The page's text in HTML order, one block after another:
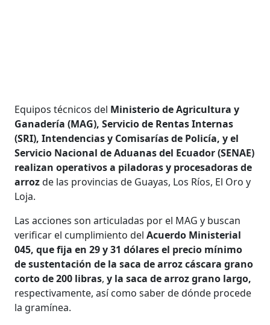
Equipos técnicos del Ministerio de Agricultura y
Ganadería (MAG), Servicio de Rentas Internas
(SRI), Intendencias y Comisarías de Policía, y el
Servicio Nacional de Aduanas del Ecuador (SENAE)
realizan operativos a piladoras y procesadoras de
arrozde las provincias de Guayas, Los Ríos, El Oro y
Loja.
Las acciones son articuladas por el MAG y buscan
verificar el cumplimiento delAcuerdo Ministerial
045, que fija en 29 y 31 dólares el precio mínimo
de sustentación de la saca de arroz cáscara grano
corto de 200 libras,y la saca de arroz grano largo,
respectivamente, así como saber de dónde procede
la gramínea.